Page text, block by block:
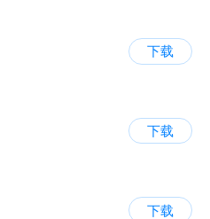
下载
下载
下载